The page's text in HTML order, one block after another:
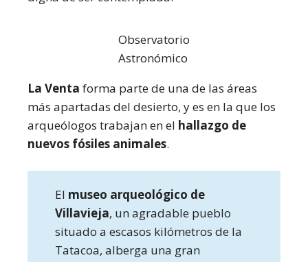
Observatorio
Astronómico
La Venta forma parte de una de las áreas
más apartadas del desierto, y es en la que los
arqueólogos trabajan en el hallazgo de
nuevos fósiles animales.
El museo arqueológico de
Villavieja, un agradable pueblo
situado a escasos kilómetros de la
Tatacoa, alberga una gran